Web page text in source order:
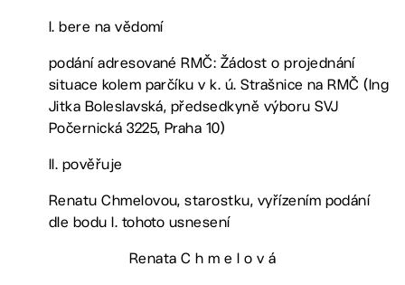
I. bere na vědomí
podání adresované RMČ: Žádost o projednání
situace kolem parčíku v k. ú. Strašnice na RMČ (Ing
Jitka Boleslavská, předsedkyně výboru SVJ
Počernická 3225, Praha 10)
II. pověřuje
Renatu Chmelovou, starostku, vyřízením podání
dle bodu I. tohoto usnesení
Renata C h m e l o v á